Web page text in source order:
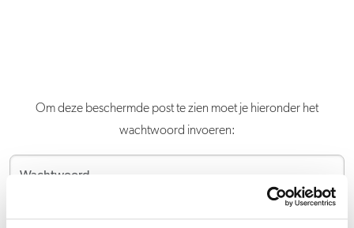
Om deze beschermde post te zien moet je hieronder het
wachtwoord invoeren: